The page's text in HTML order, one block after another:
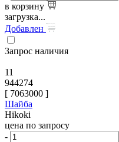
в корзину
загрузка...
Добавлен
Запрос наличия
11
944274
[ 7063000 ]
Шайба
Hikoki
цена по запросу
-